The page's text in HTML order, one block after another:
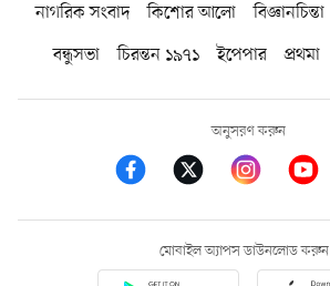
নাগরিক সংবাদ কিশোর আলো বিজ্ঞানচিন্তা
বন্ধুসভা
চিরন্তন ১৯৭১ ইপেপার প্রথমা
অনুসরণ করুন
মোবাইল অ্যাপস ডাউনলোড করুন